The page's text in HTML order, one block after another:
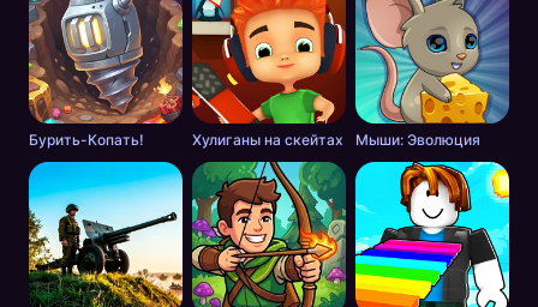
Бурить-Копать! Хулиганы на скейтах Мыши: Эволюция